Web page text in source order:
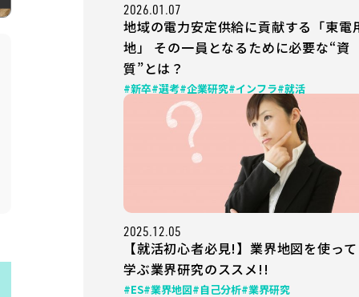
2026.01.07
地域の電力安定供給に貢献する「東電
地」 その一員となるために必要な“資
質”とは？
#新卒#選考#企業研究#インフラ#就活
2025.12.05
【就活初心者必見!】業界地図を使って
学ぶ業界研究のススメ!!
#ES#業界地図#自己分析#業界研究